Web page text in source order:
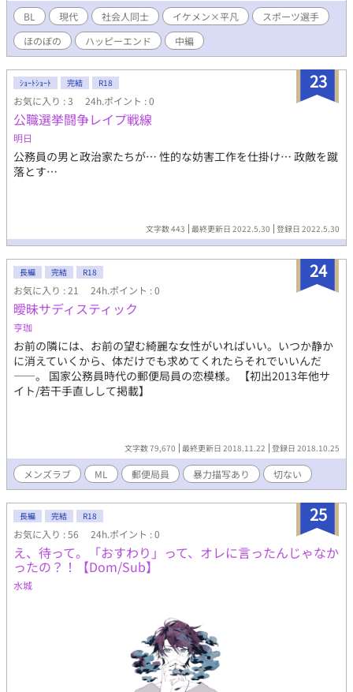
ん）に憧れに近い恋心を抱いているからだった。とはいえ、相手
は日本バスケットボール界のスーパースター。片や自分は平凡な
地方公務員。須藤が仕事上で慎弥に対し冷たい態度だったことも
あり、これが実らない恋なのは分かっていた。だからせめて、フ
ァンとして須藤を応援できたらと思っている。 そんなある日、１
本の間違い電話から「高橋」という男と知り合う。お互いの素性
はほとんど知らないままだったが、趣味や話の合う「高橋」に
段々と心を開き、悩みも打ち明けるようになった。週一度、電話
で話すだけの付き合い。縛りのない心地よい関係がこのまま続く
といいなと思っていた。 しかし、鈍感な慎弥は気づいていなかっ
た。自分だけがなんにも知らないことに。 ※プロバスケットボー
ル選手（イケメン）×地方公務員（平凡）です。ハッピーエンド
更新中です。こちらはがっつりと絡みがあるので、未成年の方、
苦手な方はご注意ください。レーティングもR18へ変更しまし
BL 現代 社会人同士 イケメン×平凡
スポーツ選手
ほのぼの
ハッピーエンド 中編
23
ｼｮｰﾄｼｮｰﾄ 完結 R18
お気に入り : 3 24h.ポイント : 0
公職選挙闘争レイプ戦線
明日
公務員の男と政治家たちが… 性的な妨害工作を仕掛け… 政敵を蹴
落とす…
文字数 443 最終更新日 2022.5.30 登録日 2022.5.30
24
長編 完結 R18
お気に入り : 21 24h.ポイント : 0
曖昧サディスティック
亨珈
お前の隣には、お前の望む綺麗な女性がいればいい。いつか静か
に消えていくから、体だけでも求めてくれたらそれでいいんだ
――。 国家公務員時代の郵便局員の恋模様。 【初出2013年他サ
イト/若干手直しして掲載】
文字数 79,670 最終更新日 2018.11.22 登録日 2018.10.25
メンズラブ ML 郵便局員 暴力描写あり 切ない
25
長編 完結 R18
お気に入り : 56 24h.ポイント : 0
え、待って。「おすわり」って、オレに言ったんじゃなか
ったの？！【Dom/Sub】
水城